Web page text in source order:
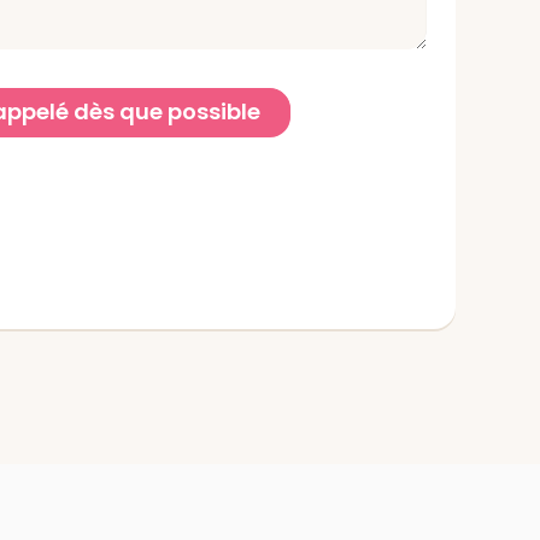
dès que possible